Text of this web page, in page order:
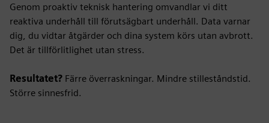
Genom proaktiv teknisk hantering omvandlar vi ditt
reaktiva underhåll till förutsägbart underhåll. Data varnar
dig, du vidtar åtgärder och dina system körs utan avbrott.
Det är tillförlitlighet utan stress.
Resultatet? Färre överraskningar. Mindre stilleståndstid.
Större sinnesfrid.